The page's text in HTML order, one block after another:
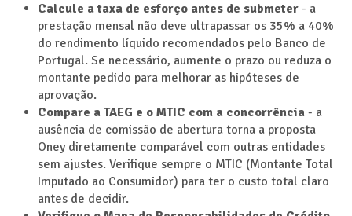
Calcule a taxa de esforço antes de submeter - a
prestação mensal não deve ultrapassar os 35% a 40%
do rendimento líquido recomendados pelo Banco de
Portugal. Se necessário, aumente o prazo ou reduza o
montante pedido para melhorar as hipóteses de
aprovação.
Compare a TAEG e o MTIC com a concorrência - a
ausência de comissão de abertura torna a proposta
Oney diretamente comparável com outras entidades
sem ajustes. Verifique sempre o MTIC (Montante Total
Imputado ao Consumidor) para ter o custo total claro
antes de decidir.